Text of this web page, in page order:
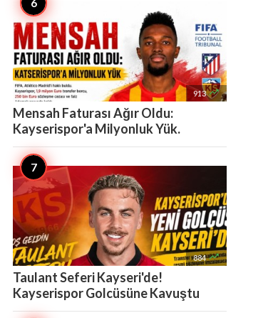
913 
Mensah Faturası Ağır Oldu:
Kayserispor'a Milyonluk Yük.
884 
Taulant Seferi Kayseri'de!
Kayserispor Golcüsüne Kavuştu